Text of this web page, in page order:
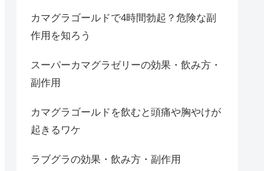
カマグラゴールドで4時間勃起？危険な副
作用を知ろう
スーパーカマグラゼリーの効果・飲み方・
副作用
カマグラゴールドを飲むと頭痛や胸やけが
起きるワケ
ラブグラの効果・飲み方・副作用